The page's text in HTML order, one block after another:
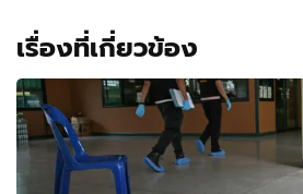
เรื่องที่เกี่ยวข้อง